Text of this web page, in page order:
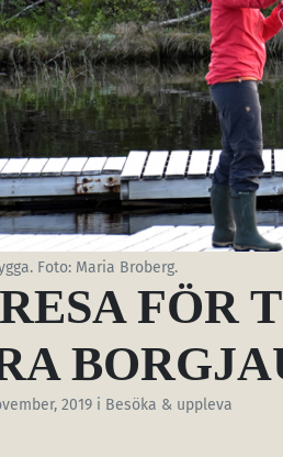
Foto: Maria Broberg.
FÖR
2019 i Besöka & uppleva